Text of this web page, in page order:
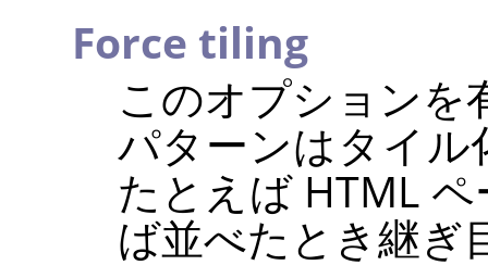
Force tiling
このオプションを
パターンはタイ
たとえば HTML ペ
ば並べたとき継ぎ